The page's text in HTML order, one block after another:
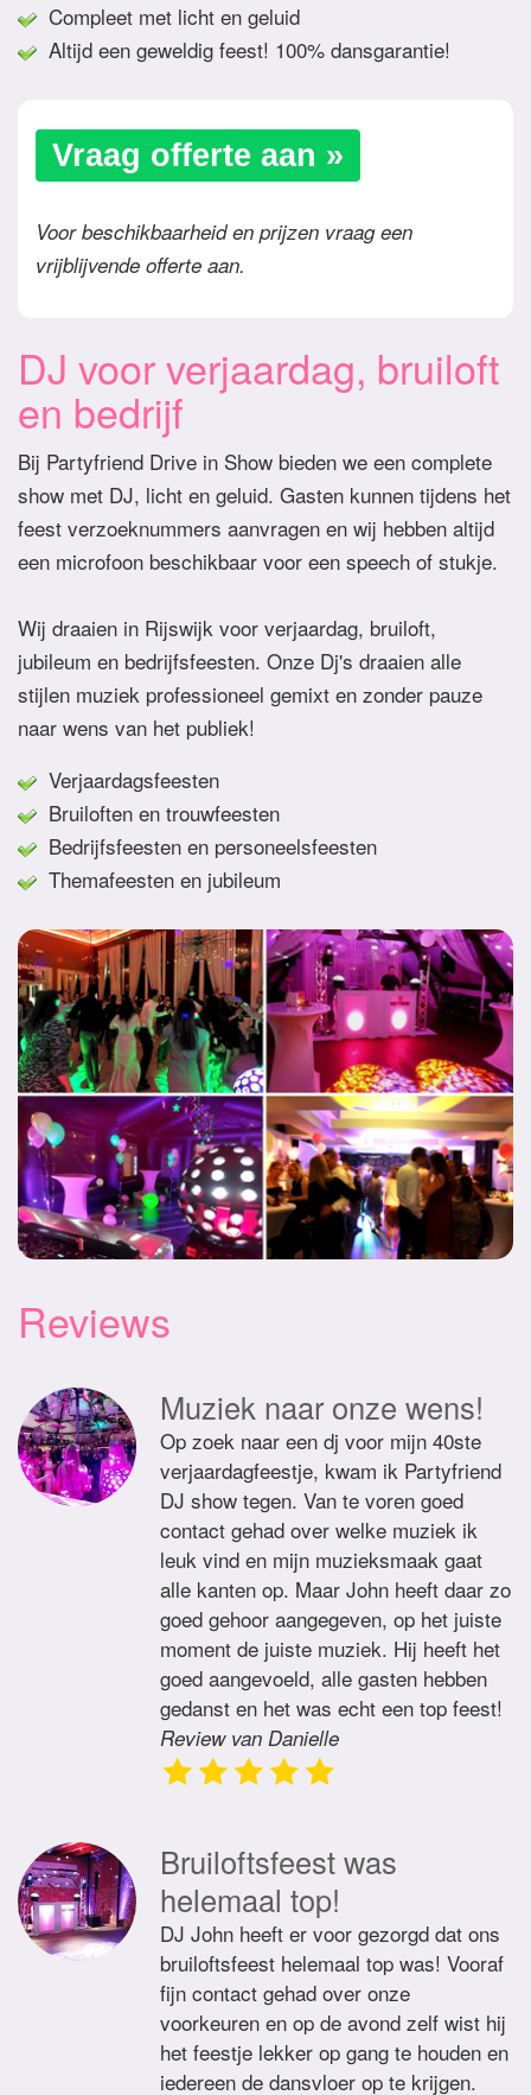
Compleet met licht en geluid
Altijd een geweldig feest! 100% dansgarantie!
Vraag offerte aan »
Voor beschikbaarheid en prijzen vraag een
vrijblijvende offerte aan.
DJ voor verjaardag, bruiloft
en bedrijf
Bij Partyfriend Drive in Show bieden we een complete
show met DJ, licht en geluid. Gasten kunnen tijdens het
feest verzoeknummers aanvragen en wij hebben altijd
een microfoon beschikbaar voor een speech of stukje.
Wij draaien in Rijswijk voor verjaardag, bruiloft,
jubileum en bedrijfsfeesten. Onze Dj's draaien alle
stijlen muziek professioneel gemixt en zonder pauze
naar wens van het publiek!
Verjaardagsfeesten
Bruiloften en trouwfeesten
Bedrijfsfeesten en personeelsfeesten
Themafeesten en jubileum
Reviews
Muziek naar onze wens!
Op zoek naar een dj voor mijn 40ste
verjaardagfeestje, kwam ik Partyfriend
DJ show tegen. Van te voren goed
contact gehad over welke muziek ik
leuk vind en mijn muzieksmaak gaat
alle kanten op. Maar John heeft daar zo
goed gehoor aangegeven, op het juiste
moment de juiste muziek. Hij heeft het
goed aangevoeld, alle gasten hebben
gedanst en het was echt een top feest!
Review van Danielle
Bruiloftsfeest was
helemaal top!
DJ John heeft er voor gezorgd dat ons
bruiloftsfeest helemaal top was! Vooraf
fijn contact gehad over onze
voorkeuren en op de avond zelf wist hij
het feestje lekker op gang te houden en
iedereen de dansvloer op te krijgen.